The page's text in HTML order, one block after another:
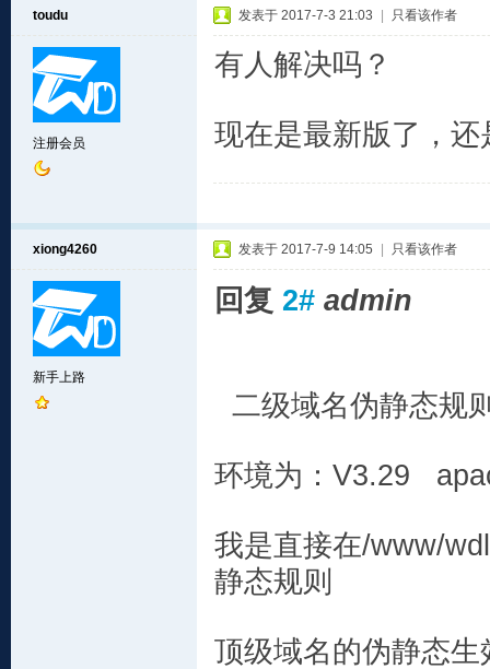
toudu
注册会员
发表于 2017-7-3 21:03 只看该作者
有人解决吗？
现在是最新版了，
xiong4260
新手上路
发表于 2017-7-9 14:05 只看该作者
回复 2# admin
二级域名伪静态规
环境为：V3.29
我是直接在/www/
静态规则
顶级域名的伪静态